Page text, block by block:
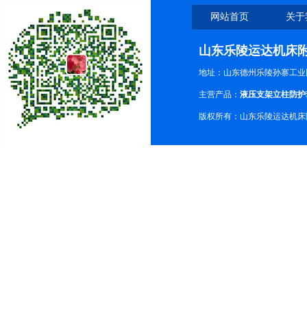
网站首页 关
山东乐陵运达机床
地址：山东德州乐陵孙寨工
主营产品： 液压支架立柱防
版权所有：山东乐陵运达机